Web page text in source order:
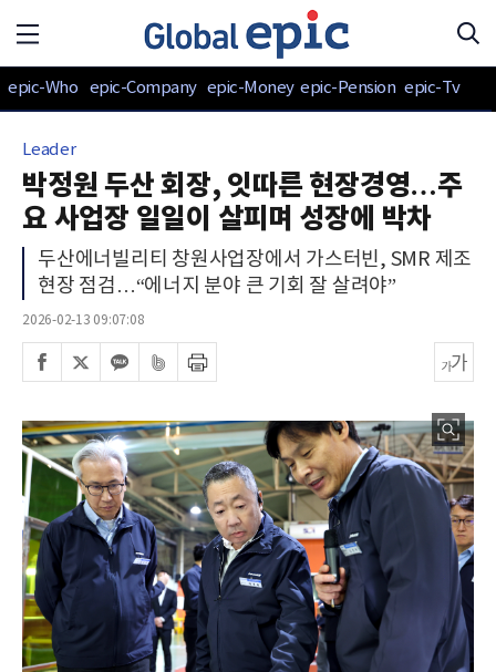
epic-Who epic-Company epic-Money epic-Pension epic-Tv
Leader
박정원 두산 회장, 잇따른 현장경영…주
요 사업장 일일이 살피며 성장에 박차
두산에너빌리티 창원사업장에서 가스터빈, SMR 제조
현장 점검…“에너지 분야 큰 기회 잘 살려야”
2026-02-13 09:07:08